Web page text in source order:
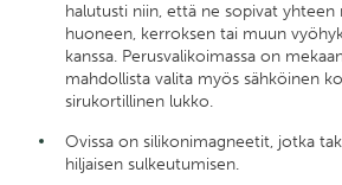
halutusti niin, että ne sopivat yhteen
huoneen, kerroksen tai muun
kanssa. Perusvalikoimassa on
mahdollista valita myös sähköinen
sirukortillinen lukko.
Ovissa on silikonimagneetit, jotka
hiljaisen sulkeutumisen.